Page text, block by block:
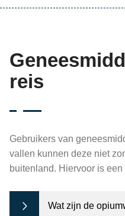
reis
Gebruikers van
vallen kunnen deze niet
buitenland. Hiervoor is
Wat zijn de